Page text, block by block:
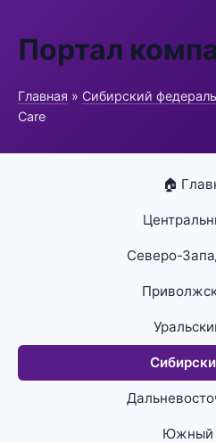
Портал
Главная » Сибирский
Care
🏠
Северо-
Южный